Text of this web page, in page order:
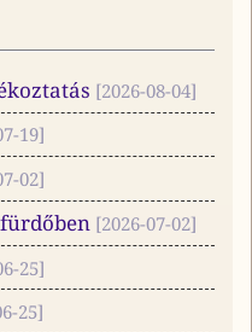
2026-08-04
19
02
2026-07-02
25
25